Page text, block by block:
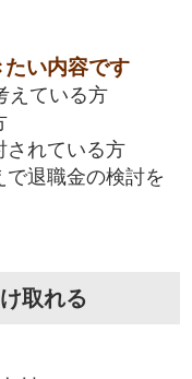
い内容です
えている方
されている方
退職金の検討を
取れる